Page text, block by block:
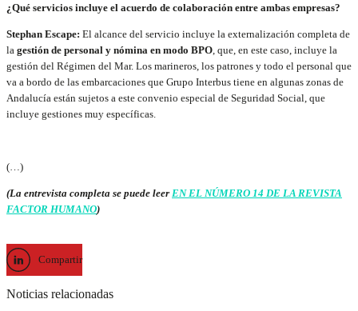
¿Qué servicios incluye el acuerdo de colaboración entre ambas empresas?
Stephan Escape: El alcance del servicio incluye la externalización completa de
la gestión de personal y nómina en modo BPO , que, en este caso, incluye la
gestión del Régimen del Mar. Los marineros, los patrones y todo el personal que
va a bordo de las embarcaciones que Grupo Interbus tiene en algunas zonas de
Andalucía están sujetos a este convenio especial de Seguridad Social, que
incluye gestiones muy específicas.
(…)
(La entrevista completa se puede leer EN EL NÚMERO 14 DE LA REVISTA
FACTOR HUMANO)
Compartir
Noticias relacionadas